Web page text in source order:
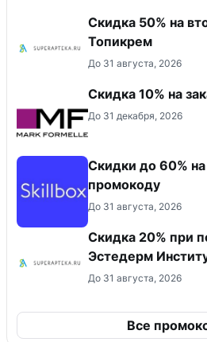
Скидка 50% на
Топикрем
До 31 августа, 2026
Скидка 10% на
До 31 декабря, 2026
Скидки до 60%
промокоду
До 31 августа, 2026
Скидка 20% при
Эстедерм
До 31 августа, 2026
Все